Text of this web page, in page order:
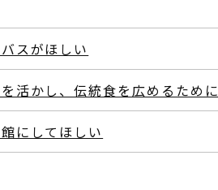
スがほしい
活かし、伝統食を広めるために
にしてほしい